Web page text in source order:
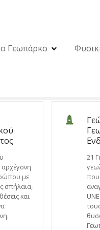
Γεωπάρκο
με
σπήλαια,
και
21
που